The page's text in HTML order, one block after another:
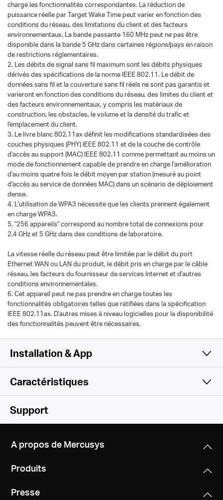
charge les fonctionnalités correspondantes. La réduction de
puissance réelle par Target Wake Time peut varier en fonction des
conditions du réseau, des limitations du client et des facteurs
environnementaux. La bande passante 160 MHz peut ne pas être
disponible dans la bande 5 GHz dans certaines régions/pays en raison
de restrictions réglementaires.
2. Les débits de signal sans fil maximum sont les débits physiques
dérivés des spécifications de la norme IEEE 802.11. Le débit de
données sans fil et la couverture sans fil réels ne sont pas garantis et
varieront en fonction des conditions du réseau, des limites du client et
des facteurs environnementaux, y compris les matériaux de
construction, les obstacles, le volume et la densité du trafic et
l'emplacement du client.
3. Le livre blanc 802.11ax définit les modifications standardisées des
couches physiques (PHY) IEEE 802.11 et de la couche de contrôle
d'accès au support (MAC) IEEE 802.11 comme permettant au moins un
mode de fonctionnement capable de prendre en charge l'amélioration
d'au moins quatre fois le débit moyen par station (mesuré au point
d'accès au service de données MAC) dans un scénario de déploiement
dense.
4. L'utilisation de WPA3 nécessite que les clients prennent également
en charge WPA3.
5. "256 appareils" correspond au nombre total de connexions pour
2,4 GHz et 5 GHz dans des conditions de laboratoire.
La vitesse réelle du réseau peut être limitée par le débit du port
Ethernet WAN ou LAN du produit, le débit pris en charge par le câble
réseau, les facteurs du fournisseur de services Internet et d'autres
conditions environnementales.
6. Cet appareil peut ne pas prendre en charge toutes les
fonctionnalités obligatoires telles que ratifiées dans la spécification
IEEE 802.11ax. D'autres mises à niveau logicielles pour la disponibilité
des fonctionnalités peuvent être nécessaires.
Installation & App
Simple et fonctionnel
Caractéristiques
WiFi
Compatible with 802.11ax/ac/a/b/g/n Wi-Fi standards
Débits WiFi
2402 Mbps (5 GHz) + 574 Mbps (2.4 GHz)
Dynamic IP/Static IP/PPPoE/L2TP/PPTP
Matériel
208,8 × 171,6 × 41,7 mm
Support
A propos de Mercusys
Produits
Presse